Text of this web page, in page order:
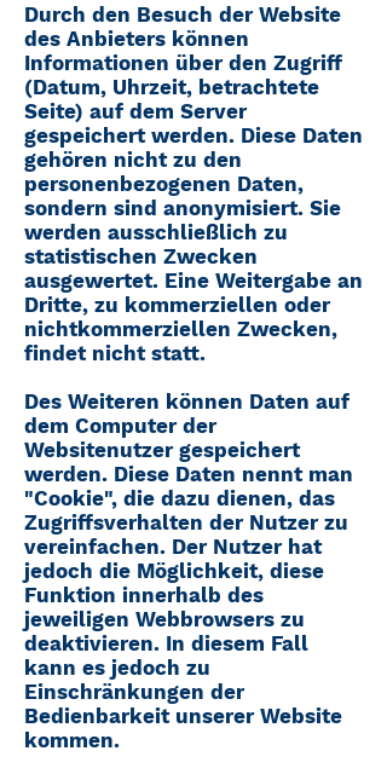
Durch den Besuch der Website
des Anbieters können
Informationen über den Zugriff
(Datum, Uhrzeit, betrachtete
Seite) auf dem Server
gespeichert werden. Diese Daten
gehören nicht zu den
personenbezogenen Daten,
sondern sind anonymisiert. Sie
werden ausschließlich zu
statistischen Zwecken
ausgewertet. Eine Weitergabe an
Dritte, zu kommerziellen oder
nichtkommerziellen Zwecken,
findet nicht statt.
Des Weiteren können Daten auf
dem Computer der
Websitenutzer gespeichert
werden. Diese Daten nennt man
"Cookie", die dazu dienen, das
Zugriffsverhalten der Nutzer zu
vereinfachen. Der Nutzer hat
jedoch die Möglichkeit, diese
Funktion innerhalb des
jeweiligen Webbrowsers zu
deaktivieren. In diesem Fall
kann es jedoch zu
Einschränkungen der
Bedienbarkeit unserer Website
kommen.